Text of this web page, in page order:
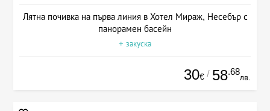
Лятна почивка на първа линия в Хотел Мираж, Несебър с
панорамен басейн
+ закуска
30€ / 58.68
лв.